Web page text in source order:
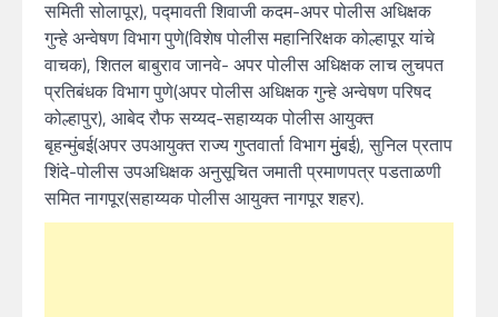
समिती सोलापूर), पद्मावती शिवाजी कदम-अपर पोलीस अधिक्षक
गुन्हे अन्वेषण विभाग पुणे(विशेष पोलीस महानिरिक्षक कोल्हापूर यांचे
वाचक), शितल बाबुराव जानवे- अपर पोलीस अधिक्षक लाच लुचपत
प्रतिबंधक विभाग पुणे(अपर पोलीस अधिक्षक गुन्हे अन्वेषण परिषद
कोल्हापुर), आबेद रौफ सय्यद-सहाय्यक पोलीस आयुक्त
बृहन्मुंबई(अपर उपआयुक्त राज्य गुप्तवार्ता विभाग मुुंबई), सुनिल प्रताप
शिंदे-पोलीस उपअधिक्षक अनुसूचित जमाती प्रमाणपत्र पडताळणी
समित नागपूर(सहाय्यक पोलीस आयुक्त नागपूर शहर).